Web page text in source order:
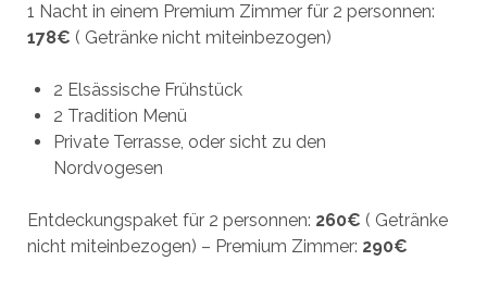
1 Nacht in einem Premium Zimmer für 2 personnen:
178€ ( Getränke nicht miteinbezogen)
2 Elsässische Frühstück
2 Tradition Menü
Private Terrasse, oder sicht zu den
Nordvogesen
Entdeckungspaket für 2 personnen: 260€ ( Getränke
nicht miteinbezogen) – Premium Zimmer: 290€